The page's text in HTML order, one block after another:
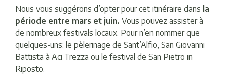
Nous vous suggérons d’opter pour cet itinéraire dans la
période entre mars et juin. Vous pouvez assister à
de nombreux festivals locaux. Pour n’en nommer que
quelques-uns: le pèlerinage de Sant’Alfio, San Giovanni
Battista à Aci Trezza ou le festival de San Pietro in
Riposto.